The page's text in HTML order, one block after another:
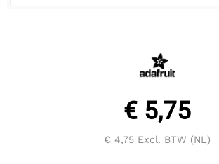
€ 5,75
€ 4,75 Excl. BTW (NL)